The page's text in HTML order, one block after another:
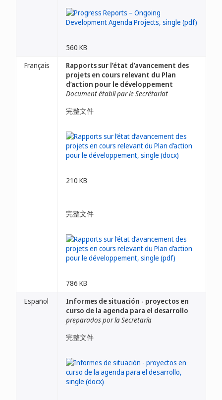
560 KB
Français
Rapports sur l’état d’avancement des
projets en cours relevant du Plan
d’action pour le développement
Document établi par le Secrétariat
完整文件
210 KB
完整文件
786 KB
Español
Informes de situación - proyectos en
curso de la agenda para el desarrollo
preparados por la Secretaría
完整文件